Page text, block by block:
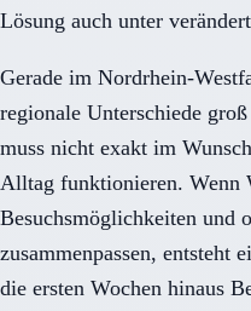
Lösung auch unter
Gerade im Nordrhein-
regionale Unterschiede
muss nicht exakt im
Alltag funktionieren. Wenn
Besuchsmöglichkeiten und
zusammenpassen, entsteht
die ersten Wochen hinaus